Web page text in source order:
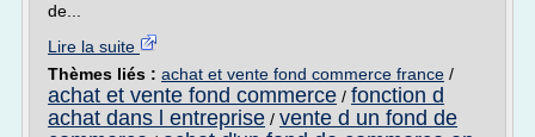
de...
Lire la suite
Thèmes liés : achat et vente fond commerce france /
achat et vente fond commerce / fonction d
achat dans l entreprise / vente d un fond de